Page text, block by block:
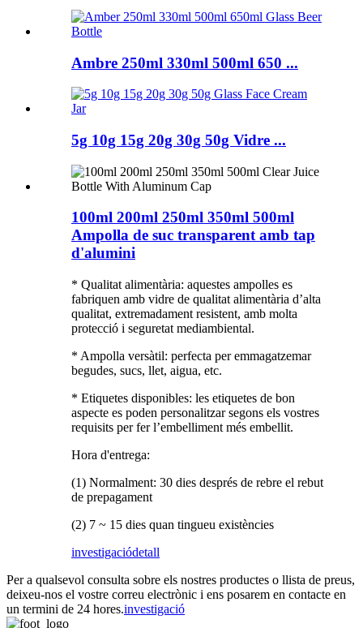
Ambre 250ml 330ml 500ml 650 ...
5g 10g 15g 20g 30g 50g Vidre ...
100ml 200ml 250ml 350ml 500ml
Ampolla de suc transparent amb tap
d'alumini
* Qualitat alimentària: aquestes ampolles es
fabriquen amb vidre de qualitat alimentària d’alta
qualitat, extremadament resistent, amb molta
protecció i seguretat mediambiental.
* Ampolla versàtil: perfecta per emmagatzemar
begudes, sucs, llet, aigua, etc.
* Etiquetes disponibles: les etiquetes de bon
aspecte es poden personalitzar segons els vostres
requisits per fer l’embelliment més embellit.
Hora d'entrega:
(1) Normalment: 30 dies després de rebre el rebut
de prepagament
(2) 7 ~ 15 dies quan tingueu existències
investigaciódetall
Per a qualsevol consulta sobre els nostres productes o llista de preus,
deixeu-nos el vostre correu electrònic i ens posarem en contacte en
un termini de 24 hores.investigació